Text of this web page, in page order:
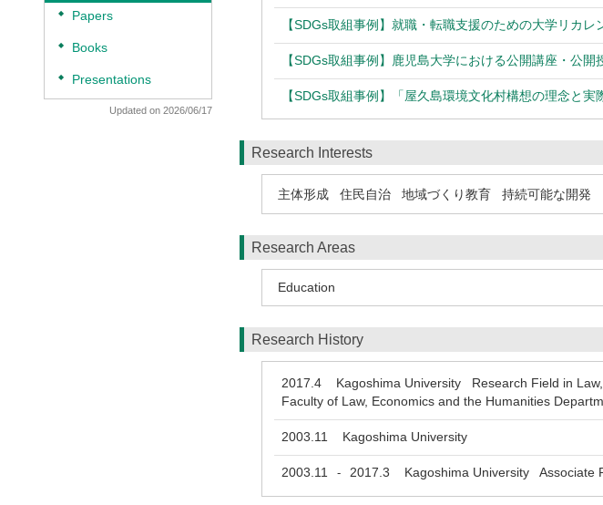
◆ Papers
◆ Books
◆ Presentations
Updated on 2026/06/17
【SDGs取組事例】就職・転職支援のための大学リカ
【SDGs取組事例】鹿児島大学における公開講座・公開
【SDGs取組事例】「屋久島環境文化村構想の理念と
Research Interests
主体形成 住民自治 地域づくり教育 持続可能な開発
Research Areas
Education
Research History
2017.4 Kagoshima University Research Field in Law,
Faculty of Law, Economics and the Humanities
2003.11 Kagoshima University
2003.11 - 2017.3 Kagoshima University Associate